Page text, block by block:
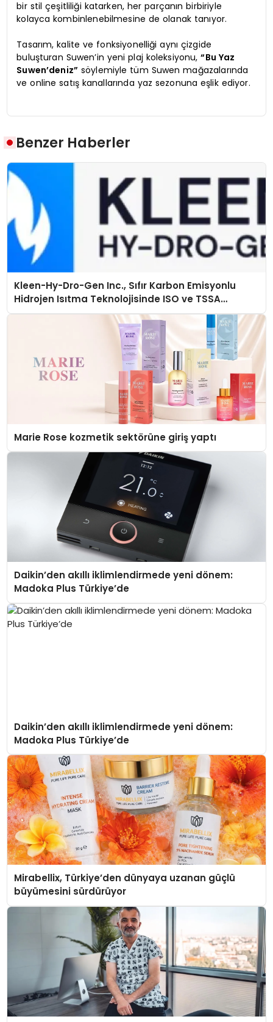
bir stil çeşitliliği katarken, her parçanın birbiriyle
kolayca kombinlenebilmesine de olanak tanıyor.
Tasarım, kalite ve fonksiyonelliği aynı çizgide
buluşturan Suwen’in yeni plaj koleksiyonu,“Bu Yaz
Suwen’deniz” söylemiyle tüm Suwen mağazalarında
ve online satış kanallarında yaz sezonuna eşlik ediyor.
Benzer Haberler
Kleen-Hy-Dro-Gen Inc., Sıfır Karbon Emisyonlu
Hidrojen Isıtma Teknolojisinde ISO ve TSSA
Düzenleyici Onaylarını Aldı
Marie Rose kozmetik sektörüne giriş yaptı
Daikin’den akıllı iklimlendirmede yeni dönem:
Madoka Plus Türkiye’de
Daikin’den akıllı iklimlendirmede yeni dönem:
Madoka Plus Türkiye’de
Mirabellix, Türkiye’den dünyaya uzanan güçlü
büyümesini sürdürüyor